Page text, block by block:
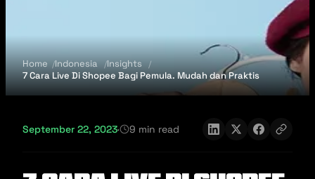
Home Indonesia
Insights
7 Cara Live Di Shopee Bagi Pemula. Mudah dan Praktis
September 22, 2023· 9 min read